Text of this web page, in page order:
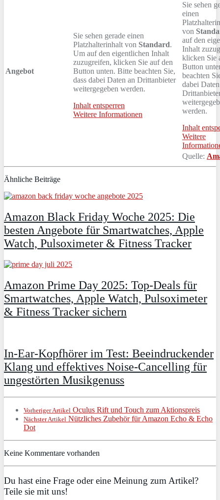
Angebot
Sie sehen gerade einen
Platzhalterinhalt von Standard.
Um auf den eigentlichen Inhalt
zuzugreifen, klicken Sie auf den
Button unten. Bitte beachten Sie,
dass dabei Daten an Drittanbieter
weitergegeben werden.
Inhalt entsperren
Weitere Informationen
Sie sehen
einen
von
auf den
Inhalt
klicken Sie
Button
beachten
dabei
werden.
Inhalt
Weitere
Quelle:
Ähnliche Beiträge
Amazon Black Friday Woche 2025: Die
besten Angebote für Smartwatches, Apple
Watch, Pulsoximeter & Fitness Tracker
Amazon Prime Day 2025: Top-Deals für
Smartwatches, Apple Watch, Pulsoximeter
& Fitness Tracker sichern
In-Ear-Kopfhörer im Test: Beeindruckender
Klang und effektives Noise-Cancelling für
ungestörten Musikgenuss
Vorheriger Artikel Oculus Rift und Touch zum Aktionspreis
Nächster Artikel Nützliches Zubehör für Amazon Echo & Echo
Dot
Keine Kommentare vorhanden
Du hast eine Frage oder eine Meinung zum Artikel?
Teile sie mit uns!